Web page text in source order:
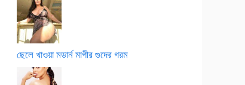
ছেলে খাওয়া মডার্ন মাগীর গুদের গরম